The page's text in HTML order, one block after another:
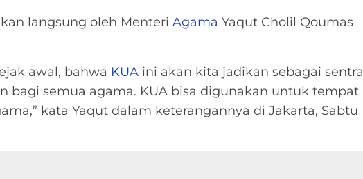
langsung oleh Menteri Agama Yaqut Cholil Qoumas
awal, bahwa KUA ini akan kita jadikan sebagai sentra
bagi semua agama. KUA bisa digunakan untuk tempat
kata Yaqut dalam keterangannya di Jakarta, Sabtu